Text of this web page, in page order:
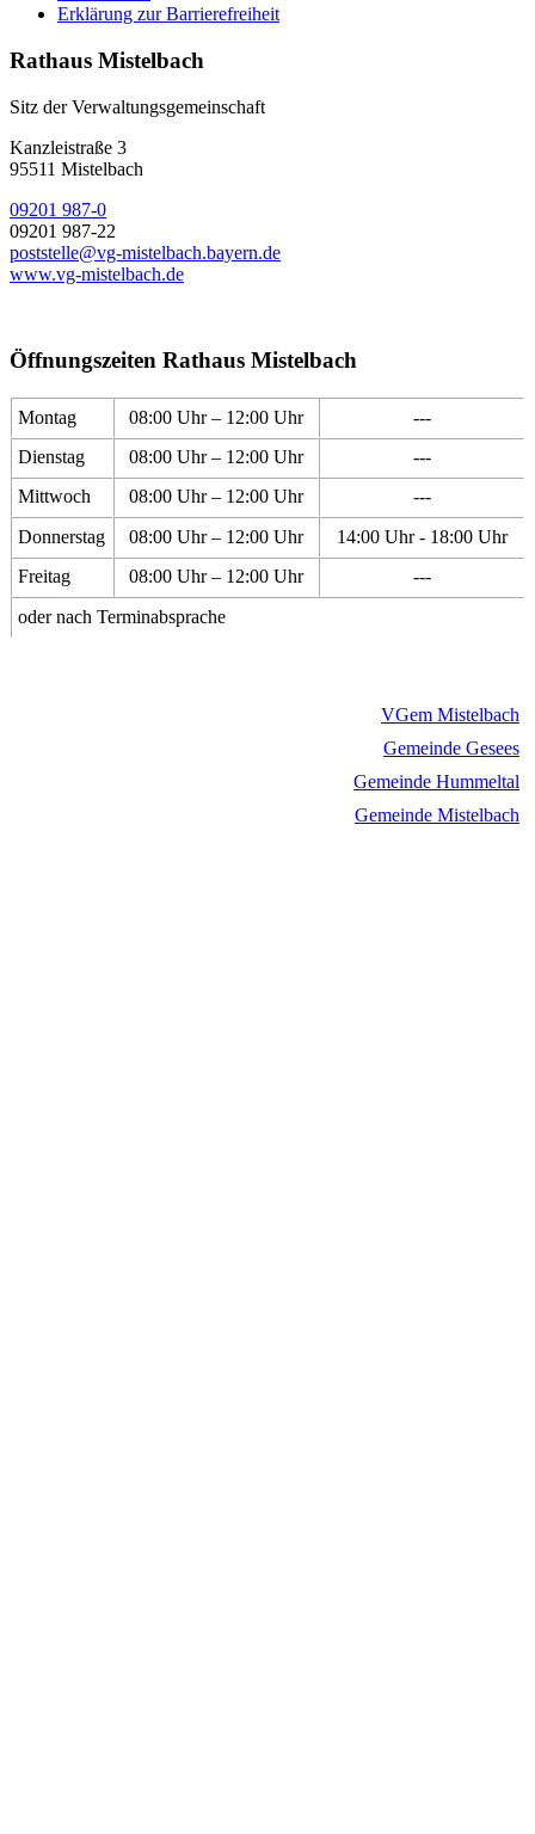
Erklärung zur Barrierefreiheit
Rathaus Mistelbach
Sitz der Verwaltungsgemeinschaft
Kanzleistraße 3
95511 Mistelbach
09201 987-0
09201 987-22
poststelle@vg-mistelbach.bayern.de
www.vg-mistelbach.de
Öffnungszeiten Rathaus Mistelbach
Montag 08:00 Uhr – 12:00 Uhr
---
Dienstag
08:00 Uhr – 12:00 Uhr
---
Mittwoch
08:00 Uhr – 12:00 Uhr
---
Donnerstag
08:00 Uhr – 12:00 Uhr
14:00 Uhr - 18:00 Uhr
Freitag
08:00 Uhr – 12:00 Uhr
---
oder nach Terminabsprache
VGem Mistelbach
Gemeinde Gesees
Gemeinde Hummeltal
Gemeinde Mistelbach